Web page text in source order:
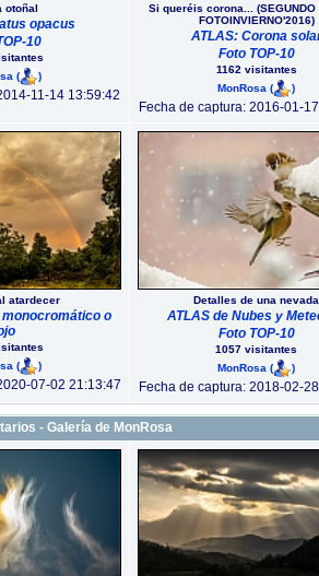
otoñal
opacus
10
( )
11-14 13:59:42
Si queréis corona... (SEGUNDO
FOTOINVIERNO'2016)
ATLAS: Corona
Foto TOP-10
1162 visitantes
MonRosa ( )
Fecha de captura: 2016-01-
atardecer
o
( )
07-02 21:13:47
Detalles de una nevada
ATLAS de Nubes y
Foto TOP-10
1057 visitantes
MonRosa ( )
Fecha de captura: 2018-02-
- Galería de MonRosa